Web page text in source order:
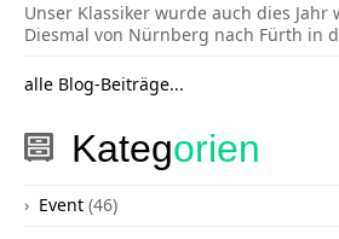
Unser Klassiker wurde auch dies Jahr
Diesmal von Nürnberg nach Fürth in
alle Blog-Beiträge...
Kategorien
Event (46)